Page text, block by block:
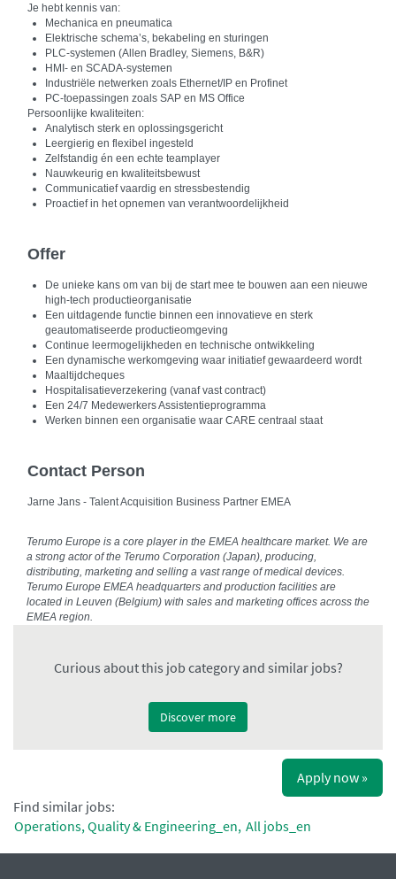
Je hebt kennis van:
Mechanica en pneumatica
Elektrische schema’s, bekabeling en sturingen
PLC-systemen (Allen Bradley, Siemens, B&R)
HMI- en SCADA-systemen
Industriële netwerken zoals Ethernet/IP en Profinet
PC-toepassingen zoals SAP en MS Office
Persoonlijke kwaliteiten:
Analytisch sterk en oplossingsgericht
Leergierig en flexibel ingesteld
Zelfstandig én een echte teamplayer
Nauwkeurig en kwaliteitsbewust
Communicatief vaardig en stressbestendig
Proactief in het opnemen van verantwoordelijkheid
Offer
De unieke kans om van bij de start mee te bouwen aan een nieuwe
high-tech productieorganisatie
Een uitdagende functie binnen een innovatieve en sterk
geautomatiseerde productieomgeving
Continue leermogelijkheden en technische ontwikkeling
Een dynamische werkomgeving waar initiatief gewaardeerd wordt
Maaltijdcheques
Hospitalisatieverzekering (vanaf vast contract)
Een 24/7 Medewerkers Assistentieprogramma
Werken binnen een organisatie waar CARE centraal staat
Contact Person
Jarne Jans - Talent Acquisition Business Partner EMEA
Terumo Europe is a core player in the EMEA healthcare market. We are
a strong actor of the Terumo Corporation (Japan), producing,
distributing, marketing and selling a vast range of medical devices.
Terumo Europe EMEA headquarters and production facilities are
located in Leuven (Belgium) with sales and marketing offices across the
EMEA region.
Curious about this job category and similar jobs?
Discover more
Apply now »
Find similar jobs:
Operations, Quality & Engineering_en, All jobs_en